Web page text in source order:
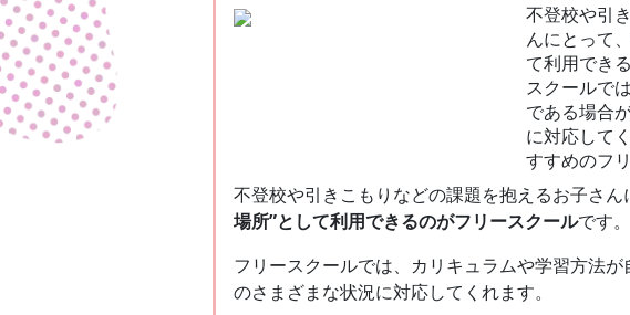
不登校や引
んにとって
て利用でき
スクールで
である場合
に対応して
すすめのフ
不登校や引きこもりなどの課題を抱えるお子さん
場所”として利用できるのがフリースクールです。
フリースクールでは、カリキュラムや学習方法
のさまざまな状況に対応してくれます。